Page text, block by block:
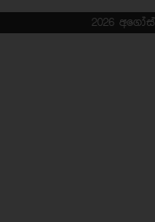
2026